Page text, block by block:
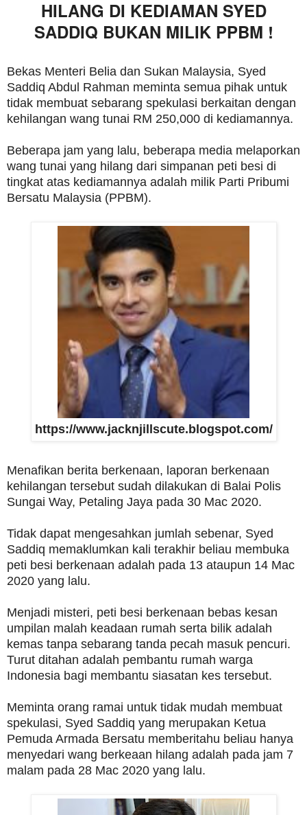
HILANG DI KEDIAMAN SYED
SADDIQ BUKAN MILIK PPBM !
Bekas Menteri Belia dan Sukan Malaysia, Syed
Saddiq Abdul Rahman meminta semua pihak untuk
tidak membuat sebarang spekulasi berkaitan dengan
kehilangan wang tunai RM 250,000 di kediamannya.
Beberapa jam yang lalu, beberapa media melaporkan
wang tunai yang hilang dari simpanan peti besi di
tingkat atas kediamannya adalah milik Parti Pribumi
Bersatu Malaysia (PPBM).
https://www.jacknjillscute.blogspot.com/
Menafikan berita berkenaan, laporan berkenaan
kehilangan tersebut sudah dilakukan di Balai Polis
Sungai Way, Petaling Jaya pada 30 Mac 2020.
Tidak dapat mengesahkan jumlah sebenar, Syed
Saddiq memaklumkan kali terakhir beliau membuka
peti besi berkenaan adalah pada 13 ataupun 14 Mac
2020 yang lalu.
Menjadi misteri, peti besi berkenaan bebas kesan
umpilan malah keadaan rumah serta bilik adalah
kemas tanpa sebarang tanda pecah masuk pencuri.
Turut ditahan adalah pembantu rumah warga
Indonesia bagi membantu siasatan kes tersebut.
Meminta orang ramai untuk tidak mudah membuat
spekulasi, Syed Saddiq yang merupakan Ketua
Pemuda Armada Bersatu memberitahu beliau hanya
menyedari wang berkeaan hilang adalah pada jam 7
malam pada 28 Mac 2020 yang lalu.